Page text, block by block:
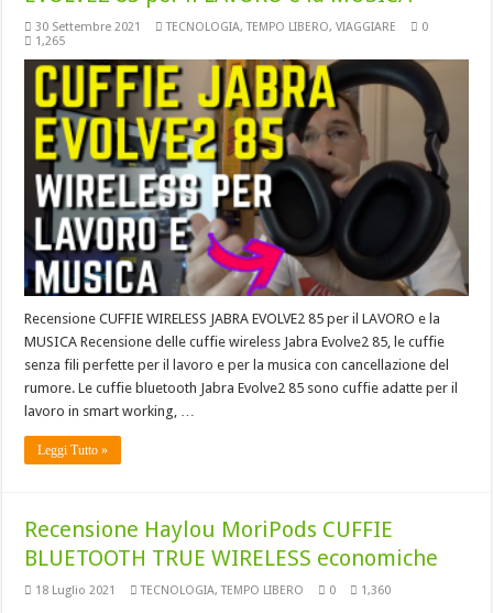
30 Settembre 2021 TECNOLOGIA,TEMPO LIBERO,VIAGGIARE
0
1,265
Recensione CUFFIE WIRELESS JABRA EVOLVE2 85 per il LAVORO e la
MUSICA Recensione delle cuffie wireless Jabra Evolve2 85, le cuffie
senza fili perfette per il lavoro e per la musica con cancellazione del
rumore. Le cuffie bluetooth Jabra Evolve2 85 sono cuffie adatte per il
lavoro in smart working, …
Leggi Tutto »
Recensione Haylou MoriPods CUFFIE
BLUETOOTH TRUE WIRELESS economiche
18 Luglio 2021 TECNOLOGIA,TEMPO LIBERO 0 1,360